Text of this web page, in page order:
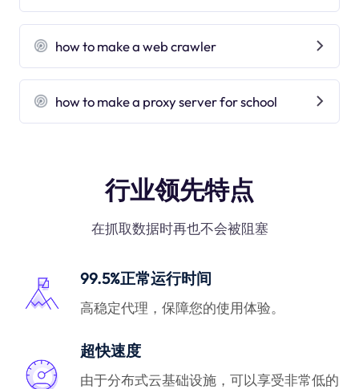
how to make a web crawler
how to make a proxy server for school
行业领先特点
在抓取数据时再也不会被阻塞
99.5%正常运行时间
高稳定代理，保障您的使用体验。
超快速度
由于分布式云基础设施，可以享受非常低的